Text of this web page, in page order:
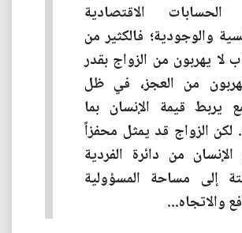
الحسابات الاقتصادية
والوجودية؛ فالكثير من
لا يهربون من الزواج بقدر
من العجز، في ظل
يربط قيمة الإنسان بما
لكن الزواج قد يمثل محفزاً
من دائرة الفردية
إلى مساحة المسؤولية
والاتجاه...